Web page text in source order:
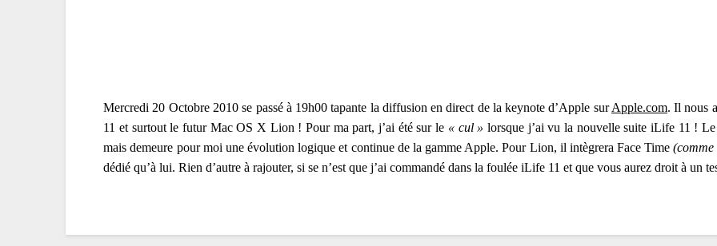
Mercredi 20 Octobre 2010 se passé à 19h00 tapante la diffusion en direct de la keynote d’Apple surApple.com. Il nous
11 et surtout le futur Mac OS X Lion ! Pour ma part, j’ai été sur le « cul » lorsque j’ai vu la nouvelle suite iLife 11 !
mais demeure pour moi une évolution logique et continue de la gamme Apple. Pour Lion, il intègrera Face Time
dédié qu’à lui. Rien d’autre à rajouter, si se n’est que j’ai commandé dans la foulée iLife 11 et que vous aurez droit à un